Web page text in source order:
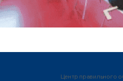
Центр правильного